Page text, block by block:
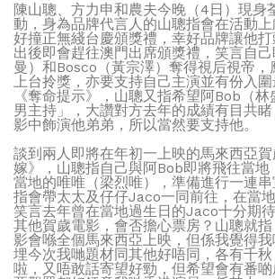
陳山聰、方力申和農夫今晚（4日）現身
動，身為品牌代言人的山聰指會在活動
好撞正無綫台慶頒獎禮，幸好品牌讓他
出後即會趕往澳門出席頒獎禮，笑言自
曼）和Bosco（黃宗澤）奪得視后視帝，
上台拎獎，亦要支持自己主演並有份入
《奪命提示》，山聰又指希望阿Bob（
男主持」，大讚對方去年的成績有目共
影中飾演他弟弟，所以當然要支持他。
談到兩人即將在年初一上映的馬來西亞
嫁》，山聰指自己與阿Bob即將飛往當地
當地的唯唯（梁烈唯），準備進行一連
指會帶太太及仔仔Jaco一同前往，在當
笑言去年曾在當地過生日的Jaco十分期
其他賀歲電影，會否擔心票房？山聰就
影會喺全個馬來西亞上映，但係我覺得
埋今次我哋題材同其他好唔同，各有千
啦，又唔敢話寄望好勁，但希望會有番